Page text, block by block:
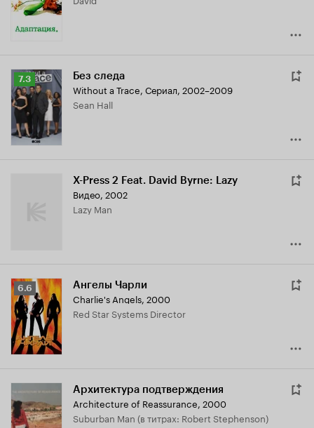
Рейтинг
Кинопоиска
7.3
7.3 Без следа
Without a Trace, Сериал, 2002–2009
Sean Hall
X-Press 2 Feat. David Byrne: Lazy
Видео, 2002
Lazy Man
Рейтинг
Кинопоиска
6.6
6.6 Ангелы Чарли
Charlie's Angels, 2000
Red Star Systems Director
Архитектура подтверждения
Architecture of Reassurance, 2000
Suburban Man (в титрах: Robert Stephenson)